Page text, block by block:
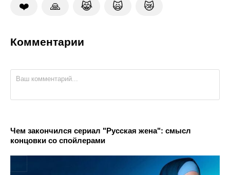
❤️ 🙏 😹 🙀 😿
Комментарии
Чем закончился сериал "Русская жена": смысл
концовки со спойлерами